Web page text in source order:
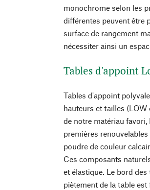
monochrome selon les
différentes peuvent être
surface de rangement
nécessiter ainsi un
Tables d'appoint
Tables d'appoint
hauteurs et tailles (LOW
de notre matériau
premières
poudre de couleur
Ces composants
et élastique. Le bord
piètement de la table